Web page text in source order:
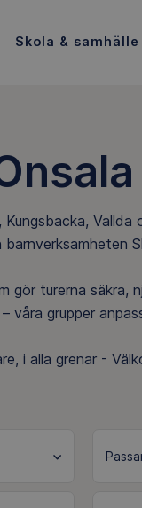
Skola & samhälle
turerna säkra,
våra grupper
i alla grenar -